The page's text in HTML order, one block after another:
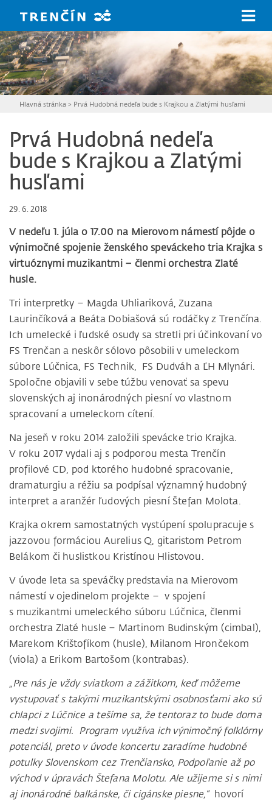
Hlavná stránka > Prvá Hudobná nedeľa bude s Krajkou a Zlatými husľami
Prvá Hudobná nedeľa
bude s Krajkou a Zlatými
husľami
29. 6. 2018
V nedeľu 1. júla o 17.00 na Mierovom námestí pôjde o
výnimočné spojenie ženského speváckeho tria Krajka s
virtuóznymi muzikantmi – členmi orchestra Zlaté
husle.
Tri interpretky – Magda Uhliariková, Zuzana
Laurinčíková a Beáta Dobiašová sú rodáčky z Trenčína.
Ich umelecké i ľudské osudy sa stretli pri účinkovaní vo
FS Trenčan a neskôr sólovo pôsobili v umeleckom
súbore Lúčnica, FS Technik, FS Dudváh a ĽH Mlynári.
Spoločne objavili v sebe túžbu venovať sa spevu
slovenských aj inonárodných piesní vo vlastnom
spracovaní a umeleckom cítení.
Na jeseň v roku 2014 založili spevácke trio Krajka.
V roku 2017 vydali aj s podporou mesta Trenčín
profilové CD, pod ktorého hudobné spracovanie,
dramaturgiu a réžiu sa podpísal významný hudobný
interpret a aranžér ľudových piesní Štefan Molota.
Krajka okrem samostatných vystúpení spolupracuje s
jazzovou formáciou Aurelius Q, gitaristom Petrom
Belákom či huslistkou Kristínou Hlistovou.
V úvode leta sa speváčky predstavia na Mierovom
námestí v ojedinelom projekte – v spojení
s muzikantmi umeleckého súboru Lúčnica, členmi
orchestra Zlaté husle – Martinom Budinským (cimbal),
Marekom Krištofíkom (husle), Milanom Hrončekom
(viola) a Erikom Bartošom (kontrabas).
„Pre nás je vždy sviatkom a zážitkom, keď môžeme
vystupovať s takými muzikantskými osobnosťami ako sú
chlapci z Lúčnice a tešíme sa, že tentoraz to bude doma
medzi svojimi. Program využíva ich výnimočný folklórny
potenciál, preto v úvode koncertu zaradíme hudobné
potulky Slovenskom cez Trenčiansko, Podpoľanie až po
východ v úpravách Štefana Molotu. Ale užijeme si s nimi
aj inonárodné balkánske, či cigánske piesne,“ hovorí